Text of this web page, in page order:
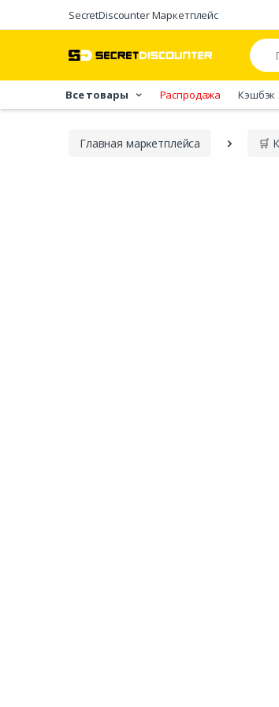
SecretDiscounter Маркетплейс
Все товары Распродажа Кэшбэк
Главная марĸетплейса 🛒